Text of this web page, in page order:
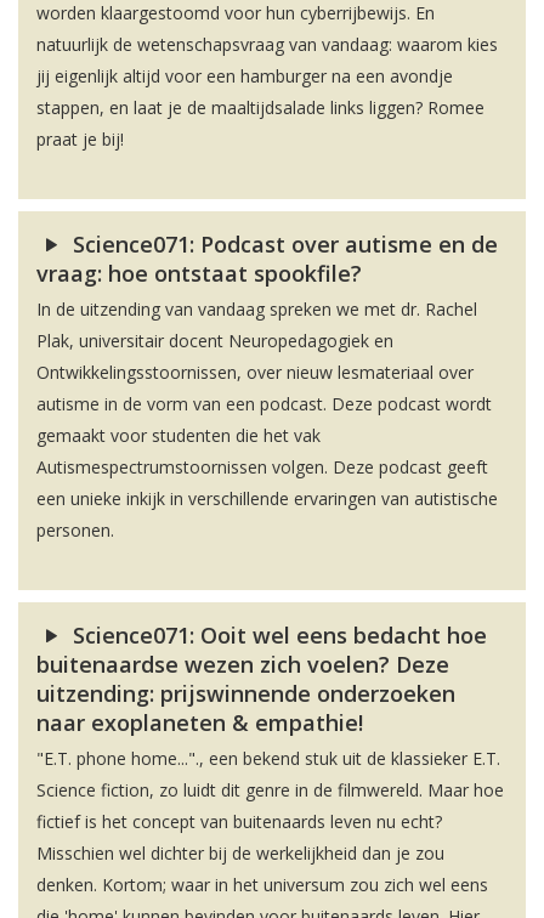
worden klaargestoomd voor hun cyberrijbewijs. En
natuurlijk de wetenschapsvraag van vandaag: waarom kies
jij eigenlijk altijd voor een hamburger na een avondje
stappen, en laat je de maaltijdsalade links liggen? Romee
praat je bij!
Science071: Podcast over autisme en de
vraag: hoe ontstaat spookfile?
In de uitzending van vandaag spreken we met dr. Rachel
Plak, universitair docent Neuropedagogiek en
Ontwikkelingsstoornissen, over nieuw lesmateriaal over
autisme in de vorm van een podcast. Deze podcast wordt
gemaakt voor studenten die het vak
Autismespectrumstoornissen volgen. Deze podcast geeft
een unieke inkijk in verschillende ervaringen van autistische
personen.
Science071: Ooit wel eens bedacht hoe
buitenaardse wezen zich voelen? Deze
uitzending: prijswinnende onderzoeken
naar exoplaneten & empathie!
"E.T. phone home..."., een bekend stuk uit de klassieker E.T.
Science fiction, zo luidt dit genre in de filmwereld. Maar hoe
fictief is het concept van buitenaards leven nu echt?
Misschien wel dichter bij de werkelijkheid dan je zou
denken. Kortom; waar in het universum zou zich wel eens